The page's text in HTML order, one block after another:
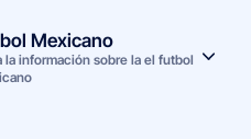
Mexicano
la información sobre la el futbol